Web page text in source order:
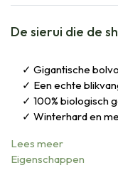
De sierui die de
Gigantische
Een echte
100% biologisch
Winterhard en
Lees meer
Eigenschappen